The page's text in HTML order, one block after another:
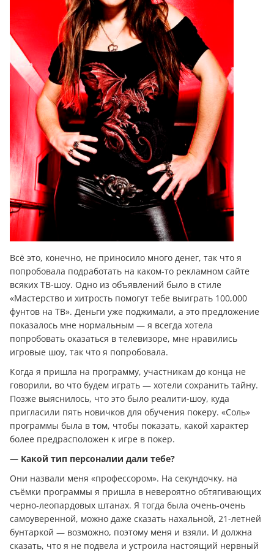
Всё это, конечно, не приносило много денег, так что я
попробовала подработать на каком-то рекламном сайте
всяких ТВ-шоу. Одно из объявлений было в стиле
«Мастерство и хитрость помогут тебе выиграть 100,000
фунтов на ТВ». Деньги уже поджимали, а это предложение
показалось мне нормальным — я всегда хотела
попробовать оказаться в телевизоре, мне нравились
игровые шоу, так что я попробовала.
Когда я пришла на программу, участникам до конца не
говорили, во что будем играть — хотели сохранить тайну.
Позже выяснилось, что это было реалити-шоу, куда
пригласили пять новичков для обучения покеру. «Соль»
программы была в том, чтобы показать, какой характер
более предрасположен к игре в покер.
— Какой тип персоналии дали тебе?
Они назвали меня «профессором». На секундочку, на
съёмки программы я пришла в невероятно обтягивающих
черно-леопардовых штанах. Я тогда была очень-очень
самоуверенной, можно даже сказать нахальной, 21-летней
бунтаркой — возможно, поэтому меня и взяли. И должна
сказать, что я не подвела и устроила настоящий нервный